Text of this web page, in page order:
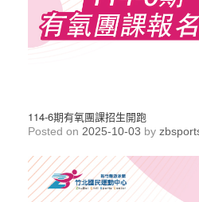
114-6期有氧團課招生開跑
Posted on 2025-10-03 by